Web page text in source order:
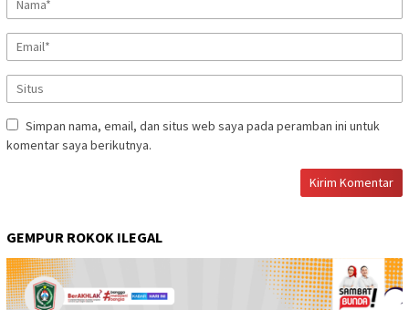
Simpan nama, email, dan situs web saya pada peramban ini untuk
komentar saya berikutnya.
GEMPUR ROKOK ILEGAL